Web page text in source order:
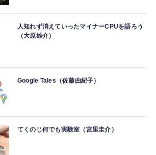
人知れず消えていったマイナーCPUを語ろう
（大原雄介）
Google Tales（佐藤由紀子）
てくのじ何でも実験室（宮里圭介）